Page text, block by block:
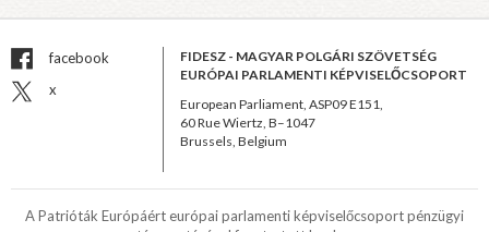
facebook
x
FIDESZ - MAGYAR POLGÁRI SZÖVETSÉG
EURÓPAI PARLAMENTI KÉPVISELŐCSOPORT
European Parliament, ASP09 E151,
60 Rue Wiertz, B–1047
Brussels, Belgium
A Patrióták Európáért európai parlamenti képviselőcsoport pénzügyi